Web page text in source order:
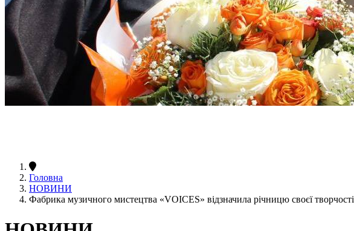
Головна
НОВИНИ
Фабрика музичного мистецтва «VOICES» відзначила річницю своєї творчості